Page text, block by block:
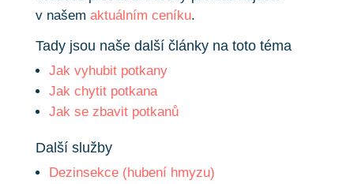
v našem aktuálním ceníku.
Tady jsou naše další články na toto téma
Jak vyhubit potkany
Jak chytit potkana
Jak se zbavit potkanů
Další služby
Dezinsekce (hubení hmyzu)